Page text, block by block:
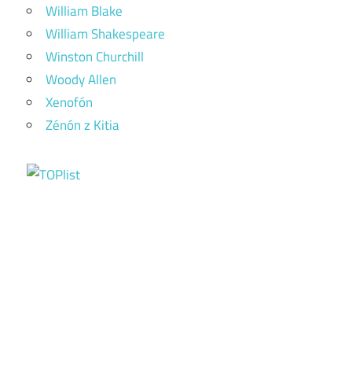
William Blake
William Shakespeare
Winston Churchill
Woody Allen
Xenofón
Zénón z Kitia